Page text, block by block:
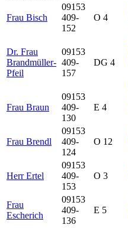
Frau Bisch
09153
409-
152
O 4
Dr. Frau
Brandmüller-
Pfeil
09153
409-
157
DG 4
Frau Braun
09153
409-
130
E 4
Frau Brendl
09153
409-
124
O 12
Herr Ertel
09153
409-
153
O 3
Frau
Escherich
09153
409-
136
E 5